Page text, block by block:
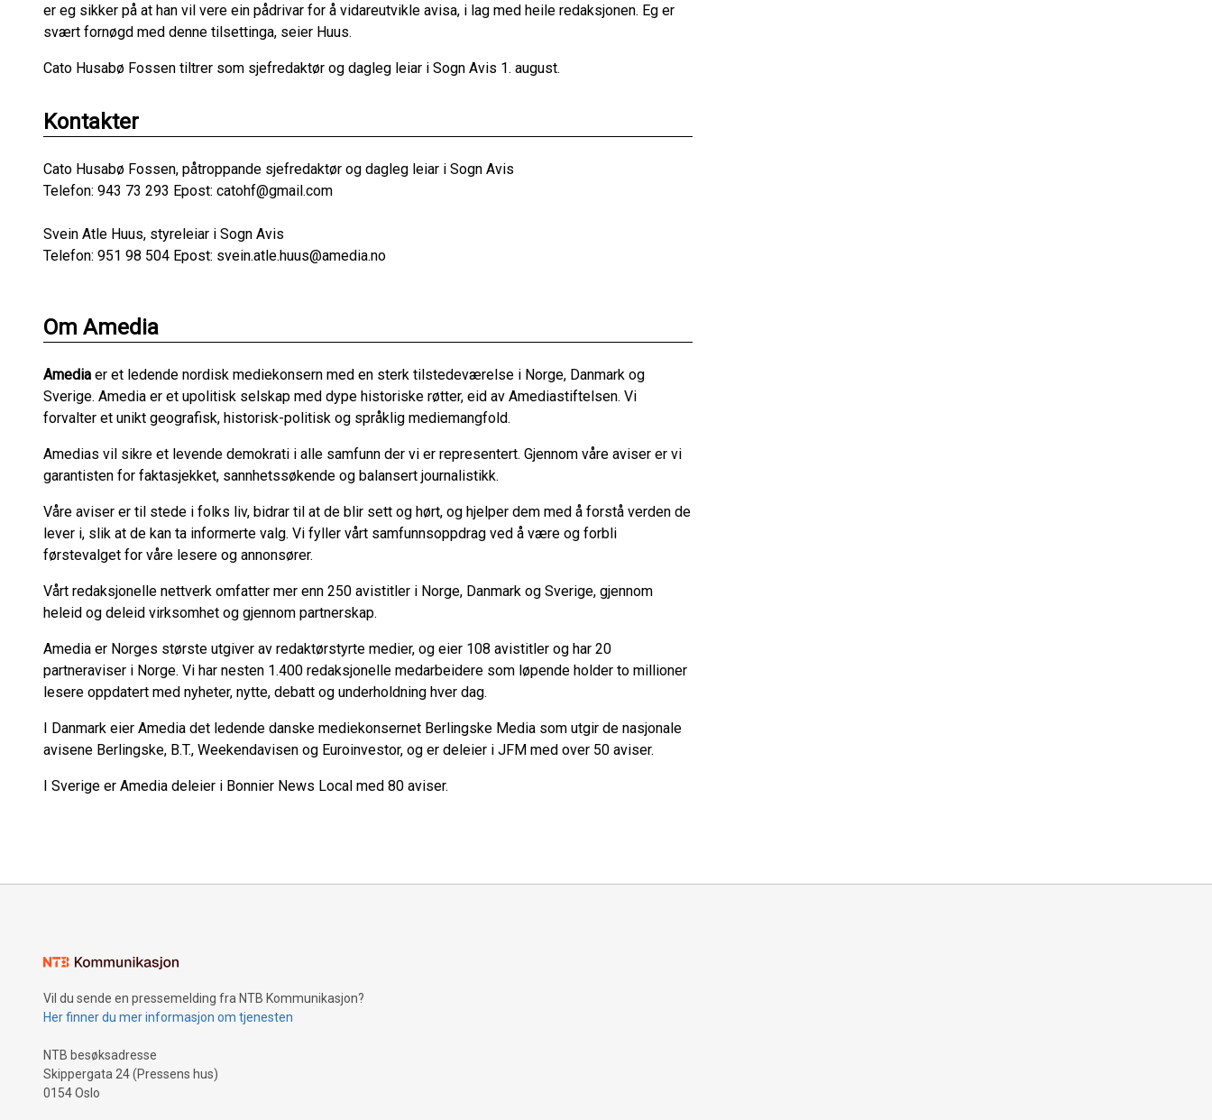
er eg sikker på at han vil vere ein pådrivar for å vidareutvikle avisa, i lag med heile redaksjonen. Eg er
svært fornøgd med denne tilsettinga, seier Huus.
Cato Husabø Fossen tiltrer som sjefredaktør og dagleg leiar i Sogn Avis 1. august.
Kontakter
Cato Husabø Fossen, påtroppande sjefredaktør og dagleg leiar i Sogn Avis
Telefon: 943 73 293 Epost: catohf@gmail.com
Svein Atle Huus, styreleiar i Sogn Avis
Telefon: 951 98 504 Epost: svein.atle.huus@amedia.no
Om Amedia
Amedia er et ledende nordisk mediekonsern med en sterk tilstedeværelse i Norge, Danmark og
Sverige. Amedia er et upolitisk selskap med dype historiske røtter, eid av Amediastiftelsen. Vi
forvalter et unikt geografisk, historisk-politisk og språklig mediemangfold.
Amedias vil sikre et levende demokrati i alle samfunn der vi er representert. Gjennom våre aviser er vi
garantisten for faktasjekket, sannhetssøkende og balansert journalistikk.
Våre aviser er til stede i folks liv, bidrar til at de blir sett og hørt, og hjelper dem med å forstå verden de
lever i, slik at de kan ta informerte valg. Vi fyller vårt samfunnsoppdrag ved å være og forbli
førstevalget for våre lesere og annonsører.
Vårt redaksjonelle nettverk omfatter mer enn 250 avistitler i Norge, Danmark og Sverige, gjennom
heleid og deleid virksomhet og gjennom partnerskap.
Amedia er Norges største utgiver av redaktørstyrte medier, og eier 108 avistitler og har 20
partneraviser i Norge. Vi har nesten 1.400 redaksjonelle medarbeidere som løpende holder to millioner
lesere oppdatert med nyheter, nytte, debatt og underholdning hver dag.
I Danmark eier Amedia det ledende danske mediekonsernet Berlingske Media som utgir de nasjonale
avisene Berlingske, B.T., Weekendavisen og Euroinvestor, og er deleier i JFM med over 50 aviser.
I Sverige er Amedia deleier i Bonnier News Local med 80 aviser.
Vil du sende en pressemelding fra NTB Kommunikasjon?
Her finner du mer informasjon om tjenesten
NTB besøksadresse
Skippergata 24 (Pressens hus)
0154 Oslo